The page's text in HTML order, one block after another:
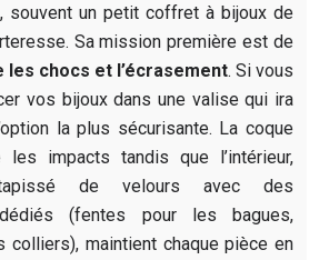
, souvent un petit coffret à bijoux de
Sa mission première est de
chocs et l’écrasement. Si vous
vos bijoux dans une valise qui ira
la plus sécurisante. La coque
les impacts tandis que l’intérieur,
tapissé de velours avec des
dédiés (fentes pour les bagues,
colliers), maintient chaque pièce en